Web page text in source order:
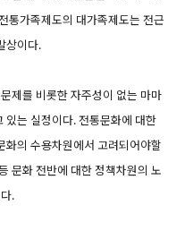
통가족제도의 대가족제도는 전근
상이다.
제를 비롯한 자주성이 없는 마마
있는 실정이다. 전통문화에 대한
화의 수용차원에서 고려되어야할
문화 전반에 대한 정책차원의 노
.